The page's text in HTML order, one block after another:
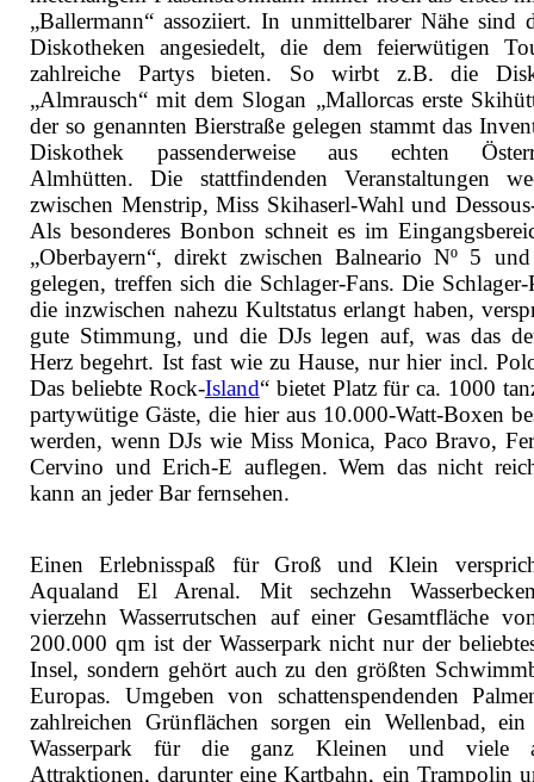
„Ballermann“ assoziiert. In unmittelbarer Nähe sind
Diskotheken angesiedelt, die dem feierwütigen
zahlreiche Partys bieten. So wirbt z.B. die
„Almrausch“ mit dem Slogan „Mallorcas erste
der so genannten Bierstraße gelegen stammt das
Diskothek passenderweise aus echten
Almhütten. Die stattfindenden Veranstaltungen
zwischen Menstrip, Miss Skihaserl-Wahl und
Als besonderes Bonbon schneit es im
„Oberbayern“, direkt zwischen Balneario Nº 5
gelegen, treffen sich die Schlager-Fans. Die Schlager-
die inzwischen nahezu Kultstatus erlangt haben,
gute Stimmung, und die DJs legen auf, was das
Herz begehrt. Ist fast wie zu Hause, nur hier incl.
Das beliebte Rock-Island“ bietet Platz für ca. 1000
partywütige Gäste, die hier aus 10.000-Watt-Boxen
werden, wenn DJs wie Miss Monica, Paco Bravo,
Cervino und Erich-E auflegen. Wem das nicht
kann an jeder Bar fernsehen.
Einen Erlebnisspaß für Groß und Klein
Aqualand El Arenal. Mit sechzehn
vierzehn Wasserrutschen auf einer Gesamtfläche
200.000 qm ist der Wasserpark nicht nur der
Insel, sondern gehört auch zu den größten
Europas. Umgeben von schattenspendenden
zahlreichen Grünflächen sorgen ein Wellenbad,
Wasserpark für die ganz Kleinen und viele
Attraktionen, darunter eine Kartbahn, ein Trampolin